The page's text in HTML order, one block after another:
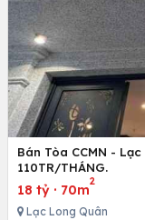
Bán Tòa CCMN -
110TR/THÁNG.
18 tỷ · 70m
2
Lạc Long Quân